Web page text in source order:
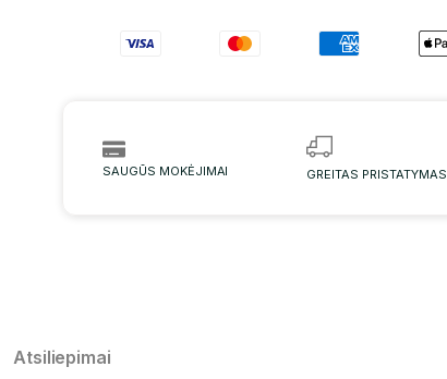
SAUGŪS MOKĖJIMAI GREITAS PRISTATYMAS
Atsiliepimai